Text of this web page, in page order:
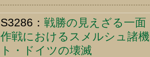
S3286： 戦勝の見えざる一
作戦におけるスメルシュ諸
ト・ドイツの壊滅